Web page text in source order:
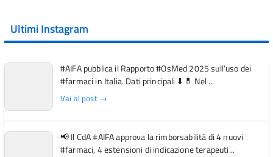
Ultimi Instagram
#AIFA pubblica il Rapporto #OsMed 2025 sull’uso dei
#farmaci in Italia. Dati principali ⬇️ 💊 Nel ...
Vai al post →
📢 Il CdA #AIFA approva la rimborsabilità di 4 nuovi
#farmaci, 4 estensioni di indicazione terapeuti...